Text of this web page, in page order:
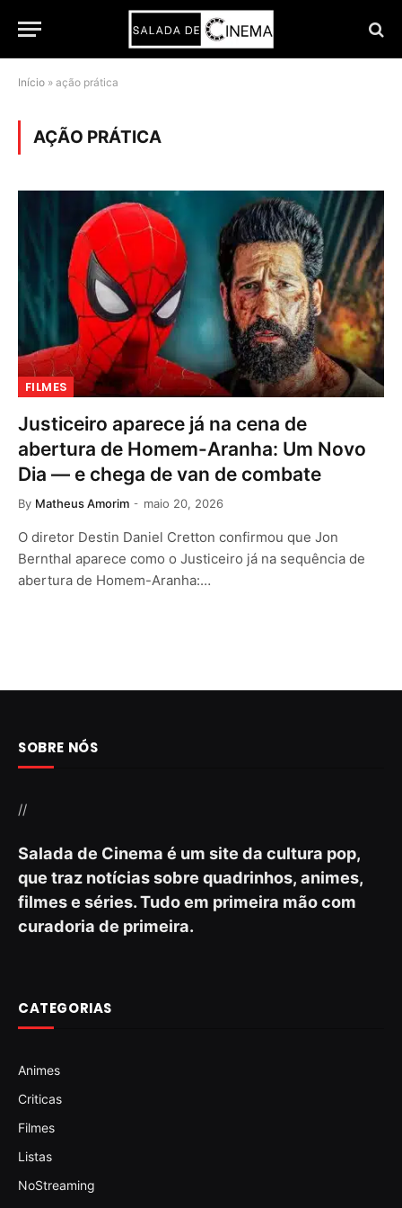
Início » ação prática
AÇÃO PRÁTICA
FILMES
Justiceiro aparece já na cena de
abertura de Homem-Aranha: Um Novo
Dia — e chega de van de combate
By Matheus Amorim maio 20, 2026
O diretor Destin Daniel Cretton confirmou que Jon
Bernthal aparece como o Justiceiro já na sequência de
abertura de Homem-Aranha:…
SOBRE NÓS
//
Salada de Cinema é um site da cultura pop,
que traz notícias sobre quadrinhos, animes,
filmes e séries. Tudo em primeira mão com
curadoria de primeira.
CATEGORIAS
Animes
Criticas
Filmes
Listas
NoStreaming